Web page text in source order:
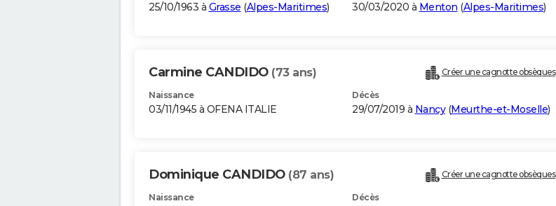
25/10/1963 à Grasse (Alpes-Maritimes) 30/03/2020 à Menton (Alpes-Maritimes)
Carmine CANDIDO (73 ans) Créer une cagnotte obsèques
Naissance
03/11/1945 à OFENA ITALIE
Décès
29/07/2019 à Nancy(Meurthe-et-Moselle)
Dominique CANDIDO (87 ans) Créer une cagnotte obsèques
Naissance Décès